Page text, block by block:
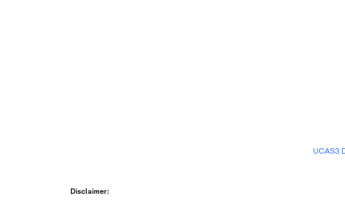
UCAS3
Disclaimer: